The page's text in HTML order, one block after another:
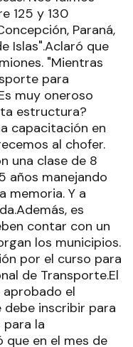
125 y 130
Paraná,
Islas".Aclaró que
"Mientras
para
muy oneroso
estructura?
capacitación en
al chofer.
una clase de 8
años manejando
memoria. Y a
es
contar con un
los municipios.
por el curso para
de Transporte.El
el
debe inscribir para
la
que en el mes de